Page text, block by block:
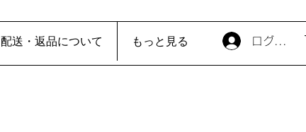
配送・返品について もっと見る ログイン